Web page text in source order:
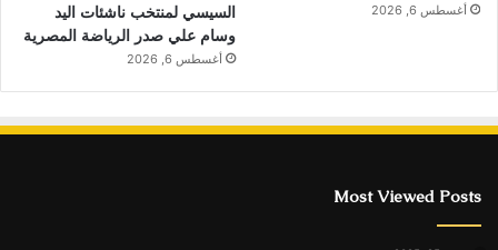
أغسطس 6, 2026
السيسي لمنتخب ناشئات اليد
وسام علي صدر الرياضة المصرية
أغسطس 6, 2026
Most Viewed Posts